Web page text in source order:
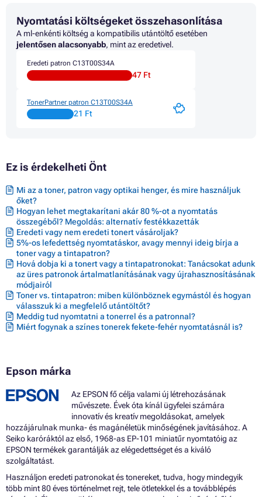
Patron EPSON ECOTANK L3110
Patron EPSON ECOTANK L3111
Patron EPSON ECOTANK L3116
Patron EPSON ECOTANK L3151
Patron EPSON ECOTANK L3156
Patron EPSON ECOTANK L3200 SERIES
Patron EPSON ECOTANK L3210
Patron EPSON ECOTANK L3211
Patron EPSON ECOTANK L3251
Patron EPSON ECOTANK L3260
Patron EPSON ECOTANK L3266
Patron EPSON ECOTANK L3270
Patron EPSON ECOTANK L3271
Patron EPSON ECOTANK L3276
Patron EPSON ECOTANK L3280
Patron EPSON ECOTANK L3286
Patron EPSON ECOTANK L3500 SERIES
Patron EPSON ECOTANK L3550
Patron EPSON ECOTANK L3560
Patron EPSON ECOTANK L5190
Patron EPSON ECOTANK L5200 SERIES
Patron EPSON ECOTANK L5290
Patron EPSON ECOTANK L5296
Patron EPSON ECOTANK L5316
Patron EPSON ECOTANK L5590
Patron EPSON L1100 SERIES
Patron EPSON L1110
Patron EPSON L1110 SERIES
Patron EPSON L1110CIS
Patron EPSON L1110MEAF
Patron EPSON L3100 SERIES
Patron EPSON L3100CIS
Patron EPSON L3100MEAF
Patron EPSON L3101CIS
Patron EPSON L3110
Nyomtatási költségeket összehasonlítása
A ml-enkénti költség a kompatibilis utántöltő esetében
jelentősen alacsonyabb, mint az eredetivel.
Eredeti patron C13T00S34A
47 Ft
TonerPartner patron C13T00S34A
21 Ft
Ez is érdekelheti Önt
Mi az a toner, patron vagy optikai henger, és mire használjuk
őket?
Hogyan lehet megtakarítani akár 80 %-ot a nyomtatás
összegéből? Megoldás: alternatív festékkazetták
Eredeti vagy nem eredeti tonert vásároljak?
5%-os lefedettség nyomtatáskor, avagy mennyi ideig bírja a
toner vagy a tintapatron?
Hová dobja ki a tonert vagy a tintapatronokat: Tanácsokat adunk
az üres patronok ártalmatlanításának vagy újrahasznosításának
módjairól
Toner vs. tintapatron: miben különböznek egymástól és hogyan
válasszuk ki a megfelelő utántöltőt?
Meddig tud nyomtatni a tonerrel és a patronnal?
Miért fogynak a színes tonerek fekete-fehér nyomtatásnál is?
Epson márka
Az EPSON fő célja valami új létrehozásának
művészete. Évek óta kínál ügyfelei számára
innovatív és kreatív megoldásokat, amelyek
hozzájárulnak munka- és magánéletük minőségének javításához. A
Seiko karóráktól az első, 1968-as EP-101 miniatűr nyomtatóig az
EPSON termékek garantálják az elégedettséget és a kiváló
szolgáltatást.
Használjon eredeti patronokat és tonereket, tudva, hogy mindegyik
több mint 80 éves történelmet rejt, tele ötletekkel és a továbblépés